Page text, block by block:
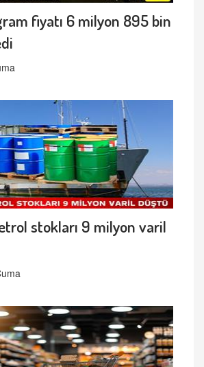
fiyatı 6 milyon 895 bin
stokları 9 milyon varil